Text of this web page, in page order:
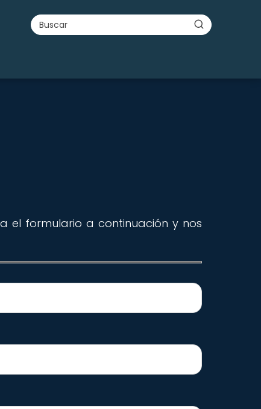
el formulario a continuación y nos